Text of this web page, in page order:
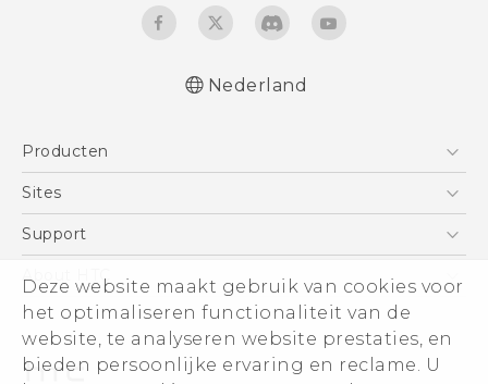
Deze website maakt gebruik van cookies voor
het optimaliseren functionaliteit van de
website, te analyseren website prestaties, en
bieden persoonlijke ervaring en reclame. U
Nederlands - Gebruikershandleiding
English - User manual
Nederland
Producten
Telefoons
Vive
Accessoires
Sites
HTC Vive
Aan de slag
Support
Support voor eCommerce
About HTC
ESG
Informatie over het bedrijf